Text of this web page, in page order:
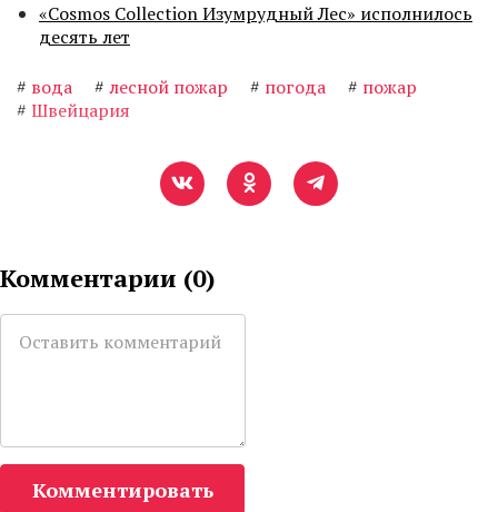
«Cosmos Collection Изумрудный Лес» исполнилось
десять лет
# вода # лесной пожар # погода # пожар
# Швейцария
Комментарии (0)
Комментировать